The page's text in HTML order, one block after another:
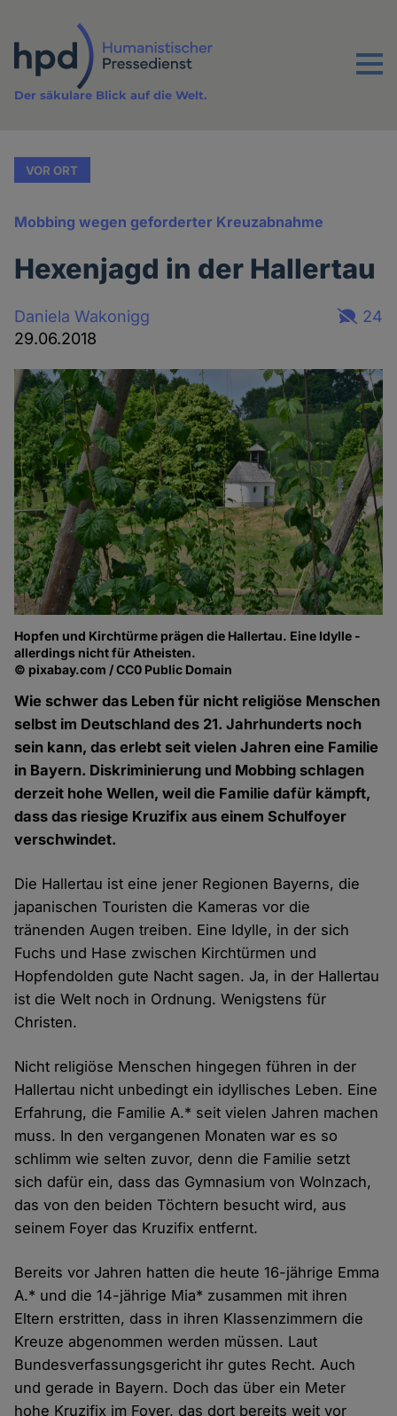
Inhalt
Menu
Der säkulare Blick auf die Welt.
VOR ORT
Mobbing wegen geforderter Kreuzabnahme
Hexenjagd in der Hallertau
Daniela Wakonigg
29.06.2018
24
Hopfen und Kirchtürme prägen die Hallertau. Eine Idylle -
allerdings nicht für Atheisten.
© pixabay.com / CC0 Public Domain
Wie schwer das Leben für nicht religiöse Menschen
selbst im Deutschland des 21. Jahrhunderts noch
sein kann, das erlebt seit vielen Jahren eine Familie
in Bayern. Diskriminierung und Mobbing schlagen
derzeit hohe Wellen, weil die Familie dafür kämpft,
dass das riesige Kruzifix aus einem Schulfoyer
verschwindet.
Die Hallertau ist eine jener Regionen Bayerns, die
japanischen Touristen die Kameras vor die
tränenden Augen treiben. Eine Idylle, in der sich
Fuchs und Hase zwischen Kirchtürmen und
Hopfendolden gute Nacht sagen. Ja, in der Hallertau
ist die Welt noch in Ordnung. Wenigstens für
Christen.
Nicht religiöse Menschen hingegen führen in der
Hallertau nicht unbedingt ein idyllisches Leben. Eine
Erfahrung, die Familie A.* seit vielen Jahren machen
muss. In den vergangenen Monaten war es so
schlimm wie selten zuvor, denn die Familie setzt
sich dafür ein, dass das Gymnasium von Wolnzach,
das von den beiden Töchtern besucht wird, aus
seinem Foyer das Kruzifix entfernt.
Bereits vor Jahren hatten die heute 16-jährige Emma
A.* und die 14-jährige Mia* zusammen mit ihren
Eltern erstritten, dass in ihren Klassenzimmern die
Kreuze abgenommen werden müssen. Laut
Bundesverfassungsgericht ihr gutes Recht. Auch
und gerade in Bayern. Doch das über ein Meter
hohe Kruzifix im Foyer, das dort bereits weit vor